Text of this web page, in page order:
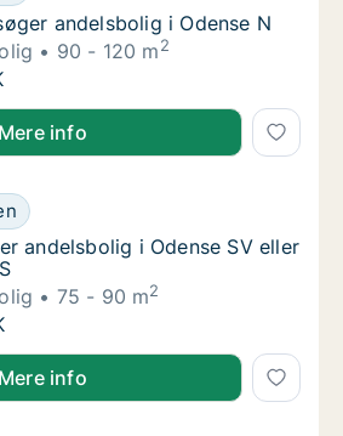
andelsbolig i Odense N
andelsbolig i Odense N
90 - 120 m2
andelsbolig i Odense N
i Odense N
Mere info
andelsbolig i Odense SV eller
andelsbolig i Odense SV eller
andelsbolig i Odense SV eller
75 - 90 m2
andelsbolig i Odense SV eller
i Odense SV eller Odense S
Mere info